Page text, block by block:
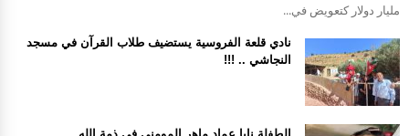
مليار دولار كتعويض في...
نادي قلعة الفروسية يستضيف طلاب القرآن في مسجد
النجاشي .. !!!